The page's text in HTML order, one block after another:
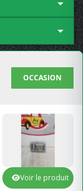


OCCASION
Voir le produit